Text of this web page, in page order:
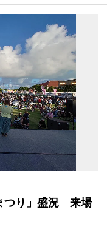
つり」盛況 来場